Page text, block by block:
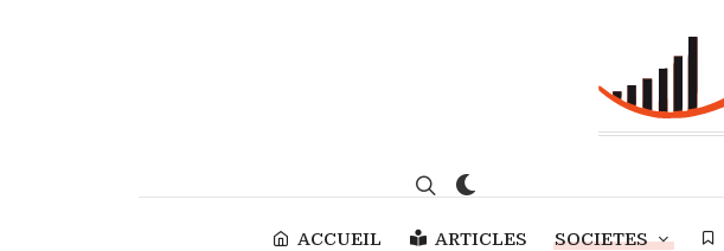
ACCUEIL ARTICLES SOCIETES